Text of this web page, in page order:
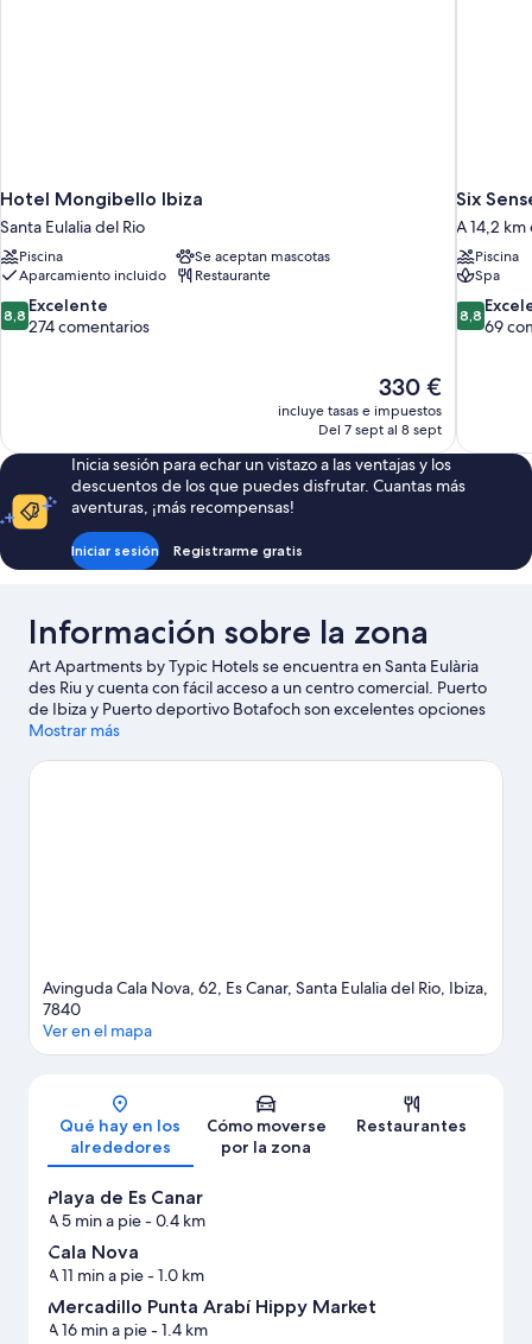
Hotel Mongibello Ibiza
Santa Eulalia del Rio
Piscina
Se aceptan mascotas
Aparcamiento incluido
Restaurante
8.8
sobre
8,8 Excelente
274 comentarios
El
precio
actual
de
330 €
330 €
incluye tasas e impuestos
Del 7 sept al 8 sept
Six
A 14,2
Piscina
Spa
8.8
sobre
8,8
69
Inicia sesión para echar un vistazo a las ventajas y los
descuentos de los que puedes disfrutar. Cuantas más
aventuras, ¡más recompensas!
Iniciar sesión Registrarme gratis
Información sobre la zona
Art Apartments by Typic Hotels se encuentra en Santa Eulària
des Riu y cuenta con fácil acceso a un centro comercial. Puerto
de Ibiza y Puerto deportivo Botafoch son excelentes opciones
para los que buscan unas vacaciones activas, pero si prefieres
son lo que necesitas. Camí Pla de Corona y Parque infantil Gran
Mostrar más
Avinguda Cala Nova, 62, Es Canar, Santa Eulalia del Rio, Ibiza,
7840
Ver en el mapa
Qué hay en los
alrededores
Cómo moverse
por la zona
Restaurantes
Playa de Es Canar
A 5 min a pie- 0.4 km
Cala Nova
A 11 min a pie- 1.0 km
Mercadillo Punta Arabí Hippy Market
A 16 min a pie- 1.4 km